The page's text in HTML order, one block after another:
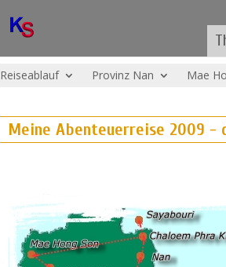
Reiseablauf Provinz Nan Mae
Meine Abenteuerreise 2009 -